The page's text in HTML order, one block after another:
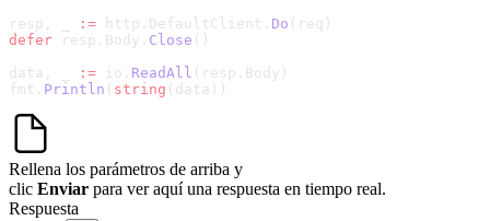
resp, _
:= http.DefaultClient. Do (req)
defer resp.Body. Close ()
data, _
:= io. ReadAll (resp.Body)
fmt. Println ( string (data))
Rellena los parámetros de arriba y
clic Enviar para ver aquí una respuesta en tiempo real.
Respuesta